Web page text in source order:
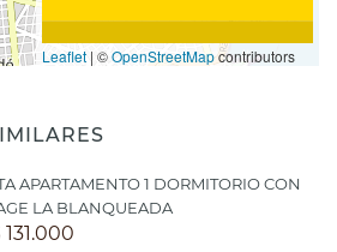
Leaflet | ©OpenStreetMapcontributors
APARTAMENTO 1 DORMITORIO CON
LA BLANQUEADA
131.000